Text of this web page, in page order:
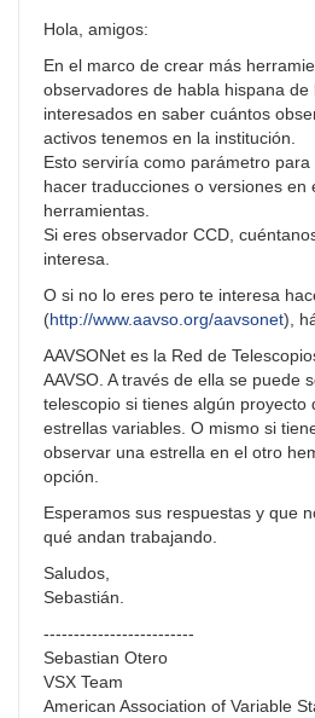
Hola, amigos:
En el marco de crear más
observadores de habla hispana de
interesados en saber cuántos
activos tenemos en la institución.
Esto serviría como parámetro
hacer traducciones o versiones en
herramientas.
Si eres observador CCD,
interesa.
O si no lo eres pero te interesa
(http://www.aavso.org/aavsonet),
AAVSONet es la Red de
AAVSO. A través de ella se puede
telescopio si tienes algún proyecto
estrellas variables. O mismo si
observar una estrella en el otro
opción.
Esperamos sus respuestas y que
qué andan trabajando.
Saludos,
Sebastián.
-------------------------
Sebastian Otero
VSX Team
American Association of Variable